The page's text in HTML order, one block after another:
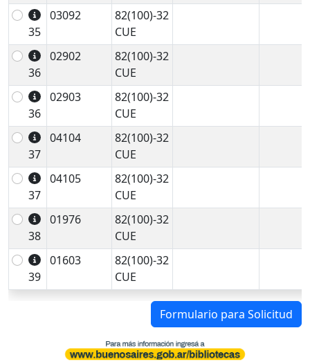
35
03092
82(100)-32
CUE
36
02902
82(100)-32
CUE
36
02903
82(100)-32
CUE
37
04104
82(100)-32
CUE
37
04105
82(100)-32
CUE
38
01976
82(100)-32
CUE
39
01603
82(100)-32
CUE
Formulario para Solicitud